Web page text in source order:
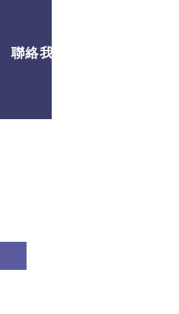
聯絡我們